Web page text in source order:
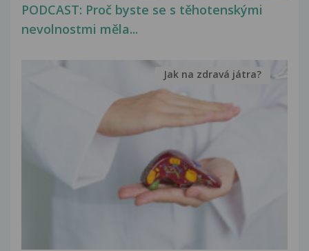
PODCAST: Proč byste se s těhotenskými
nevolnostmi měla...
Jak na zdravá játra?